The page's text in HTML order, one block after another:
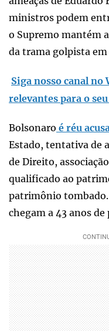
ministros podem
o Supremo mantém
da trama golpista
Siga nosso canal no
relevantes para o
Bolsonaro é réu
Estado, tentativa de
de Direito,
qualificado ao
patrimônio tombado.
chegam a 43 anos de